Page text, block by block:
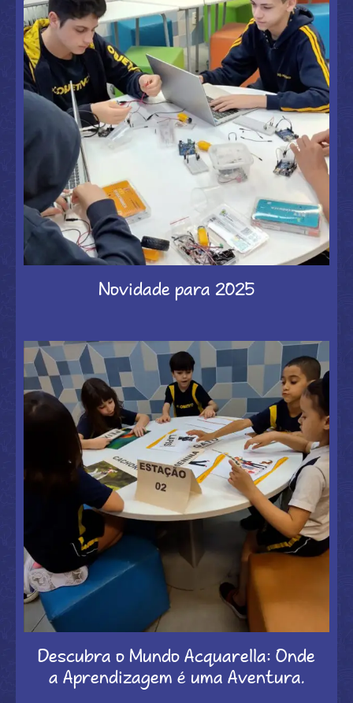
Novidade para 2025
Descubra o Mundo Acquarella: Onde
a Aprendizagem é uma Aventura.